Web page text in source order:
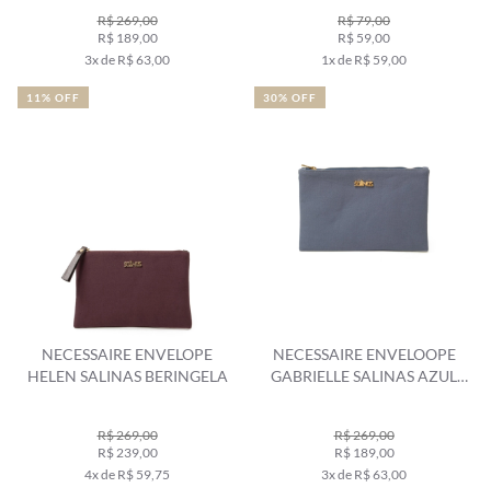
R$ 269,00
R$ 189,00
3x de R$ 63,00
R$ 79,00
R$ 59,00
1x de R$ 59,00
NECESSAIRE ENVELOPE
HELEN SALINAS BERINGELA
R$ 269,00
R$ 239,00
4x de R$ 59,75
11% OFF
NECESSAIRE ENVELOOPE
GABRIELLE SALINAS AZUL
R$ 269,00
R$ 189,00
3x de R$ 63,00
30% OFF